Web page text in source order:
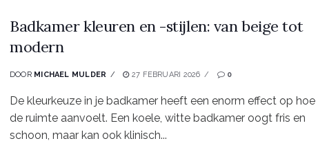
Badkamer kleuren en -stijlen: van beige tot
modern
DOOR MICHAEL MULDER 27 FEBRUARI 2026 0
De kleurkeuze in je badkamer heeft een enorm effect op hoe
de ruimte aanvoelt. Een koele, witte badkamer oogt fris en
schoon, maar kan ook klinisch...